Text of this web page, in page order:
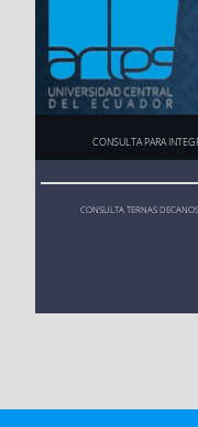
ARTES MUSICALES
DANZA
PAOLA CECILIA
CONSULTA PARA
CONSULTA TERNAS DECANOS